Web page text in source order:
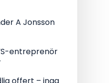
A Jonsson
entreprenör
offert – inga